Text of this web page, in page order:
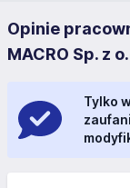
Opinie
MACRO Sp. z
Tylko